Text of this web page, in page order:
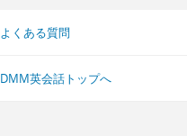
よくある質問
DMM英会話トップへ